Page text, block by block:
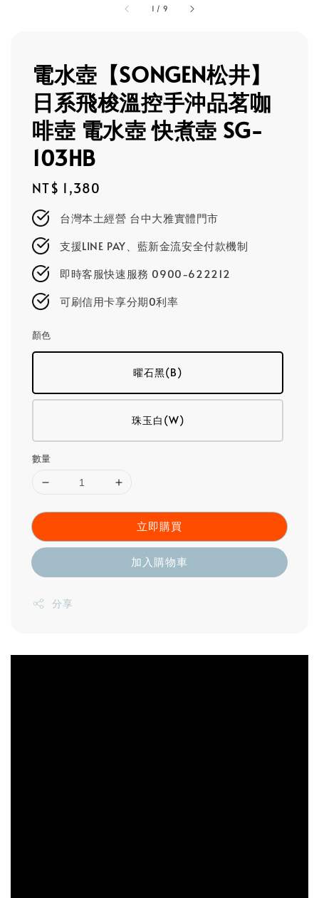
1 / 9
電水壺【SONGEN松井】
日系飛梭溫控手沖品茗咖
啡壺 電水壺 快煮壺 SG-
103HB
Regular
price
NT$ 1,380
台灣本土經營 台中大雅實體門市
支援LINE PAY、藍新金流安全付款機制
即時客服快速服務 0900-622212
可刷信用卡享分期0利率
顏色
曜石黑(B)
珠玉白(W)
數量
立即購買
加入購物車
分享